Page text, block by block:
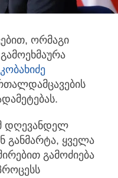
ორმაგი
დღევანდელ
განმარტა, ყველა
გამოძიება